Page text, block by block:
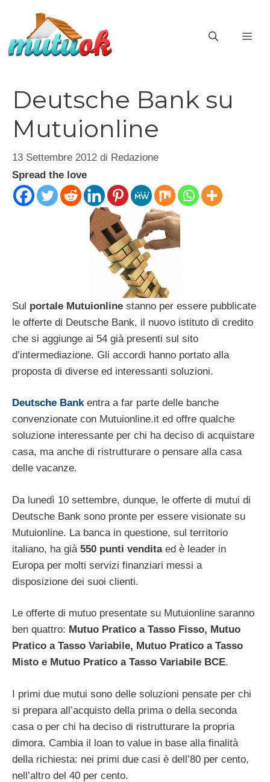
contenuto
Deutsche Bank su
Mutuionline
13 Settembre 2012 di Redazione
Spread the love
Sul portale Mutuionline stanno per essere pubblicate
le offerte di Deutsche Bank, il nuovo istituto di credito
che si aggiunge ai 54 già presenti sul sito
d’intermediazione. Gli accordi hanno portato alla
proposta di diverse ed interessanti soluzioni.
Deutsche Bankentra a far parte delle banche
convenzionate con Mutuionline.it ed offre qualche
soluzione interessante per chi ha deciso di acquistare
casa, ma anche di ristrutturare o pensare alla casa
delle vacanze.
Da lunedì 10 settembre, dunque, le offerte di mutui di
Deutsche Bank sono pronte per essere visionate su
Mutuionline. La banca in questione, sul territorio
italiano, ha già 550 punti venditaed è leader in
Europa per molti servizi finanziari messi a
disposizione dei suoi clienti.
Le offerte di mutuo presentate su Mutuionline saranno
ben quattro: Mutuo Pratico a Tasso Fisso, Mutuo
Pratico a Tasso Variabile, Mutuo Pratico a Tasso
Misto e Mutuo Pratico a Tasso Variabile BCE.
I primi due mutui sono delle soluzioni pensate per chi
si prepara all’acquisto della prima o della seconda
casa o per chi ha deciso di ristrutturare la propria
dimora. Cambia il loan to value in base alla finalità
della richiesta: nei primi due casi è dell’80 per cento,
nell’altro del 40 per cento.